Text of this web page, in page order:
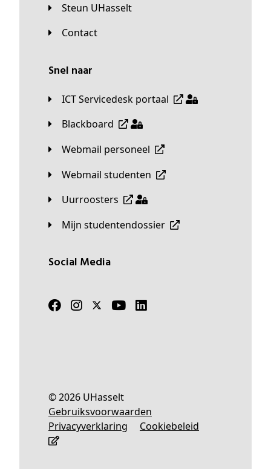
Steun UHasselt
Contact
Snel naar
ICT Servicedesk portaal
Blackboard
Webmail personeel
Webmail studenten
Uurroosters
Mijn studentendossier
Social Media
© 2026 UHasselt
Gebruiksvoorwaarden
Privacyverklaring
Cookiebeleid